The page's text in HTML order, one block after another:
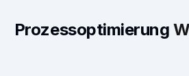
Prozessoptimierung